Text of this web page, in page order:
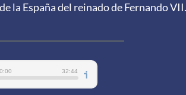
la España del reinado de Fernando VII.